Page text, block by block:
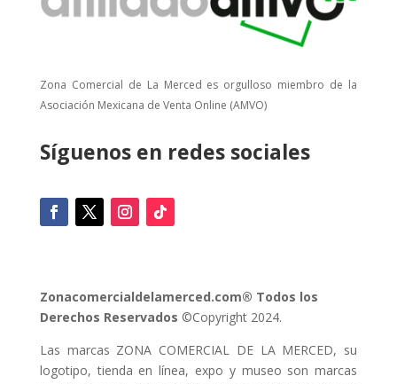
Zona Comercial de La Merced es orgulloso miembro de la
Asociación Mexicana de Venta Online (AMVO)
Síguenos en redes sociales
Zonacomercialdelamerced.com® Todos los
Derechos Reservados ©Copyright 2024.
Las marcas ZONA COMERCIAL DE LA MERCED, su
logotipo, tienda en línea, expo y museo son marcas